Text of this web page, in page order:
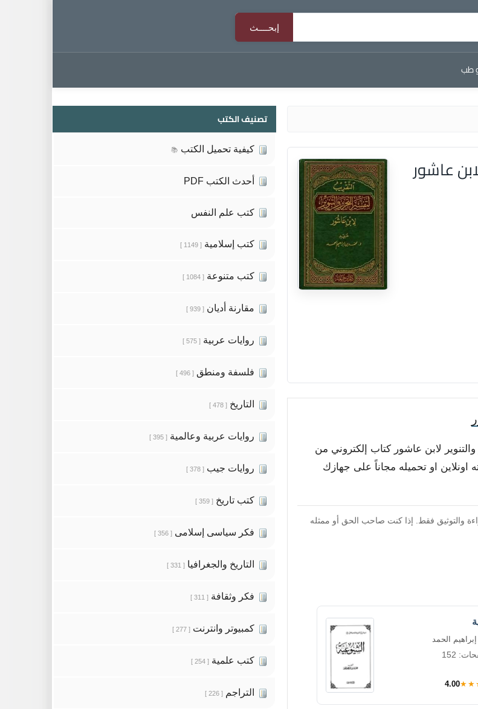
طب
عاشور
لابن عاشور كتاب إلكتروني من
اونلاين او تحميله مجاناً على جهازك
والتوثيق فقط. إذا كنت صاحب الحق أو ممثله
الحمد
152
4.00
تصنيف الكتب
كيفية تحميل الكتب 📚
أحدث الكتب PDF
كتب علم النفس
كتب إسلامية [ 1149 ]
كتب متنوعة [ 1084 ]
مقارنة أديان [ 939 ]
روايات عربية [ 575 ]
فلسفة ومنطق [ 496 ]
التاريخ [ 478 ]
روايات عربية وعالمية [ 395 ]
روايات جيب [ 378 ]
كتب تاريخ [ 359 ]
فكر سياسى إسلامى [ 356 ]
التاريخ والجغرافيا [ 331 ]
فكر وثقافة [ 311 ]
كمبيوتر وانترنت [ 277 ]
كتب علمية [ 254 ]
التراجم [ 226 ]